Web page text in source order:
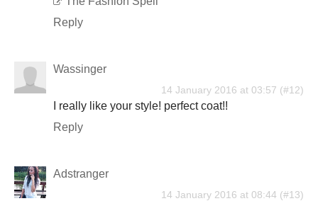
Reply
Wassinger
14 January 2016 at 03:57
I really like your style! perfect coat!!
Reply
Adstranger
14 January 2016 at 08:44